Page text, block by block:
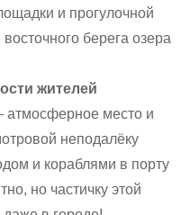
и прогулочной
берега озера
жителей
место и
неподалёку
и кораблями в порту
но частичку этой